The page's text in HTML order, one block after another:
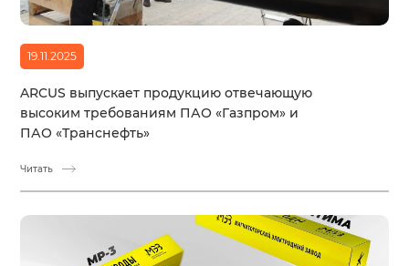
19.11.2025
ARCUS выпускает продукцию отвечающую
высоким требованиям ПАО «Газпром» и
ПАО «Транснефть»
Читать